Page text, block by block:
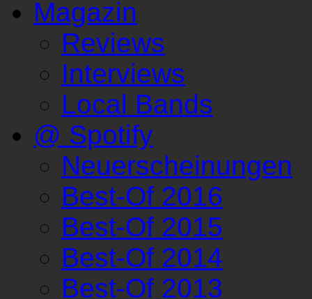
Magazin
Reviews
Interviews
Local Bands
@ Spotify
Neuerscheinungen
Best-Of 2016
Best-Of 2015
Best-Of 2014
Best-Of 2013